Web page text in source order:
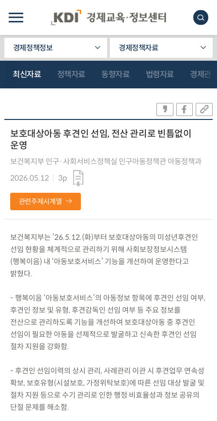
경제정책정보 경제정책자료
최신자료 정책자료 동향자료 법령자료 경제관
보호대상아동 후견인 선임, 전산 관리로 빈틈없이
운영
보건복지부 인구·사회서비스정책실 인구아동정책관 아동정책과
2026.05.12
3p
관련주제시계열
보건복지부는 ’26.5.12.(화)부터 보호대상아동의 미성년후견인
선임 현황을 체계적으로 관리하기 위해 사회보장정보시스템
(행복이음) 내 ‘아동보호서비스’ 기능을 개선하여 운영한다고
밝혔다.
- 행복이음 ‘아동보호서비스’의 아동정보 항목에 후견인 선임 여부,
후견인 정보 및 유형, 후견감독인 선임 여부 등 주요 정보를
전산으로 관리하도록 기능을 개선하여 보호대상아동 중 후견인
선임이 필요한 아동을 선제적으로 발굴하고 신속한 후견인 선임
절차 지원을 강화함.
- 후견인 선임이력의 상시 관리, 사례관리 이관 시 후견업무 연속성
확보, 보호유형(시설보호, 가정위탁보호)에 따른 선임 대상 발굴 및
절차 지원 등으로 수기 관리로 인한 행정 비효율성과 정보 공유의
단절 문제를 해소함.